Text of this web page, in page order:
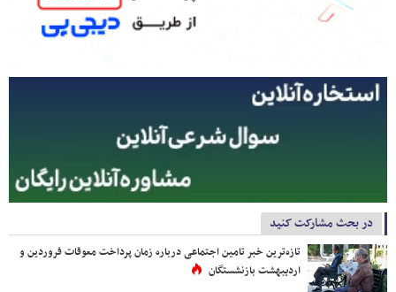
در بحث مشارکت کنید
تازه‌ترین خبر تامین اجتماعی درباره زمان پرداخت معوقات فروردین و
اردیبهشت بازنشستگان